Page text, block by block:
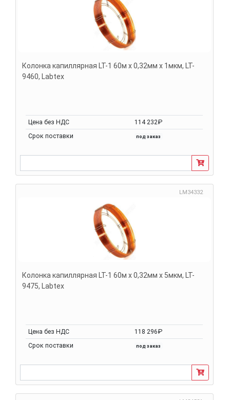
Колонка капиллярная LT-1 60м х 0,32мм х 1мкм, LT-
9460, Labtex
Цена без НДС
114 232₽
Срок поставки
под заказ
LM34332
Колонка капиллярная LT-1 60м х 0,32мм х 5мкм, LT-
9475, Labtex
Цена без НДС
118 296₽
Срок поставки
под заказ